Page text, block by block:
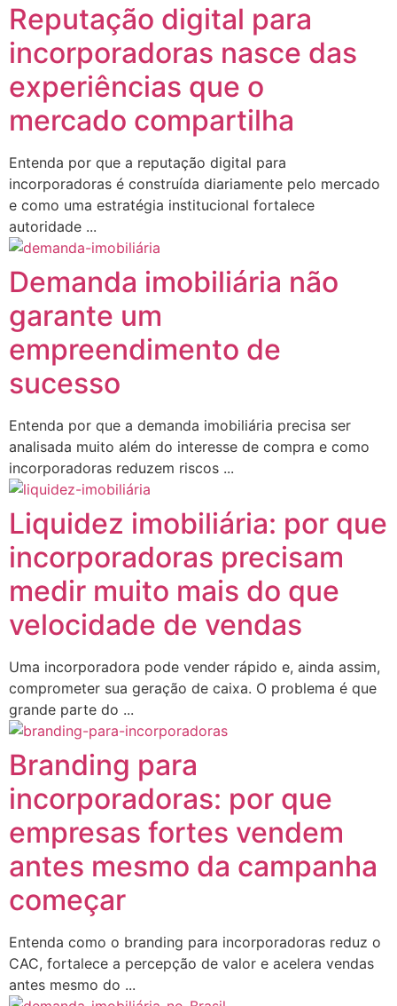
Reputação digital para
incorporadoras nasce das
experiências que o
mercado compartilha
Entenda por que a reputação digital para
incorporadoras é construída diariamente pelo mercado
e como uma estratégia institucional fortalece
autoridade ...
Demanda imobiliária não
garante um
empreendimento de
sucesso
Entenda por que a demanda imobiliária precisa ser
analisada muito além do interesse de compra e como
incorporadoras reduzem riscos ...
Liquidez imobiliária: por que
incorporadoras precisam
medir muito mais do que
velocidade de vendas
Uma incorporadora pode vender rápido e, ainda assim,
comprometer sua geração de caixa. O problema é que
grande parte do ...
Branding para
incorporadoras: por que
empresas fortes vendem
antes mesmo da campanha
começar
Entenda como o branding para incorporadoras reduz o
CAC, fortalece a percepção de valor e acelera vendas
antes mesmo do ...